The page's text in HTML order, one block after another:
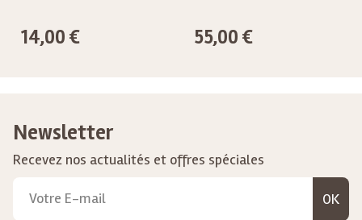
14,00 € 55,00 €
Newsletter
Recevez nos actualités et offres spéciales
OK